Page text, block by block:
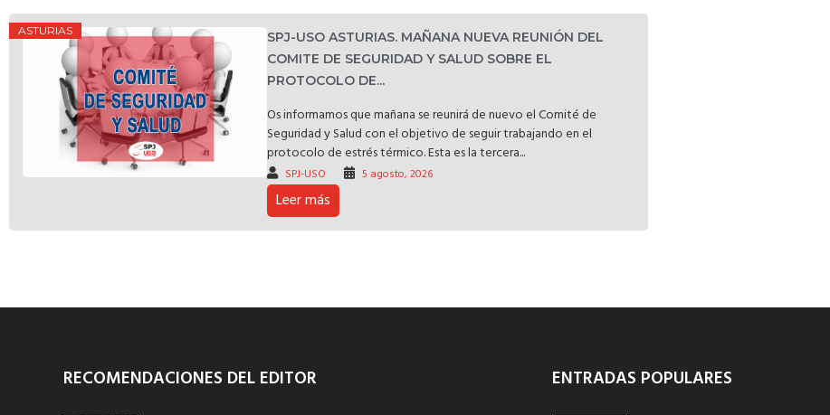
ASTURIAS
SPJ-USO ASTURIAS. MAÑANA NUEVA REUNIÓN DEL
COMITE DE SEGURIDAD Y SALUD SOBRE EL
PROTOCOLO DE...
Os informamos que mañana se reunirá de nuevo el Comité de
Seguridad y Salud con el objetivo de seguir trabajando en el
protocolo de estrés térmico. Esta es la tercera...
SPJ-USO 5 agosto, 2026
Leer más
RECOMENDACIONES DEL EDITOR ENTRADAS POPULARES